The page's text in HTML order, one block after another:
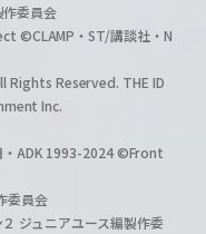
委員会
©CLAMP・ST/講談社・N
Rights Reserved. THE ID
Inc.
・ADK 1993-2024 ©Front
委員会
ジュニアユース編製作委